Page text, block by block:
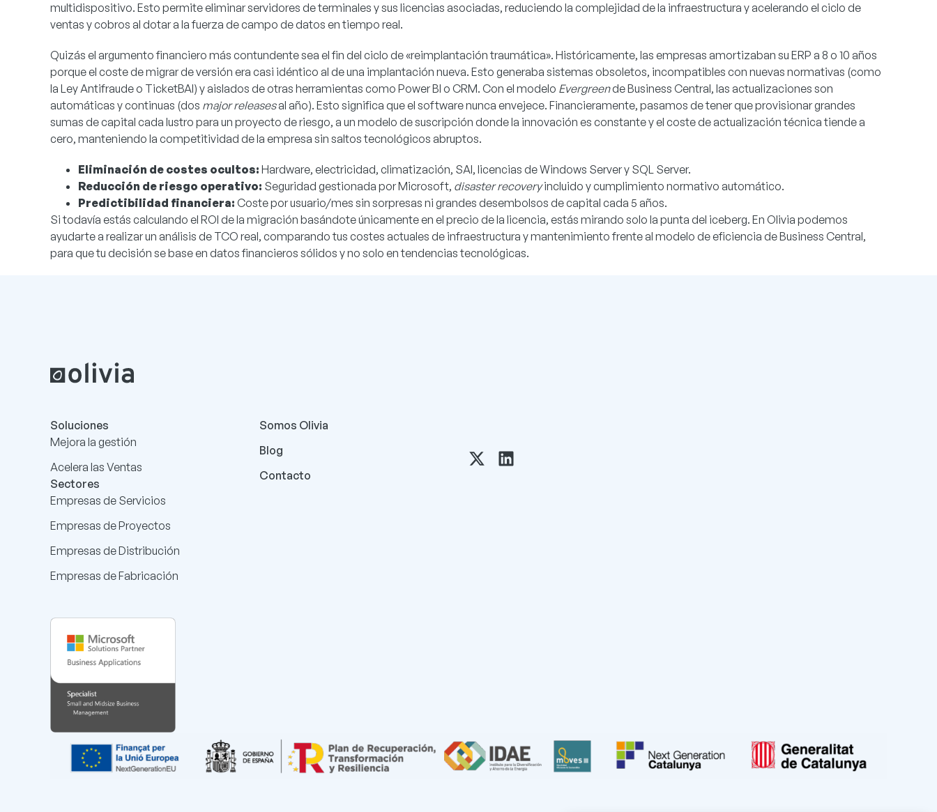
multidispositivo. Esto permite eliminar servidores de terminales y sus licencias asociadas, reduciendo la complejidad de la infraestructura y acelerando el ciclo de
ventas y cobros al dotar a la fuerza de campo de datos en tiempo real.
Quizás el argumento financiero más contundente sea el fin del ciclo de «reimplantación traumática». Históricamente, las empresas amortizaban su ERP a 8 o 10 años
porque el coste de migrar de versión era casi idéntico al de una implantación nueva. Esto generaba sistemas obsoletos, incompatibles con nuevas normativas (como
la Ley Antifraude o TicketBAI) y aislados de otras herramientas como Power BI o CRM. Con el modelo Evergreende Business Central, las actualizaciones son
automáticas y continuas (dos major releasesal año). Esto significa que el software nunca envejece. Financieramente, pasamos de tener que provisionar grandes
sumas de capital cada lustro para un proyecto de riesgo, a un modelo de suscripción donde la innovación es constante y el coste de actualización técnica tiende a
cero, manteniendo la competitividad de la empresa sin saltos tecnológicos abruptos.
Eliminación de costes ocultos: Hardware, electricidad, climatización, SAI, licencias de Windows Server y SQL Server.
Reducción de riesgo operativo: Seguridad gestionada por Microsoft, disaster recoveryincluido y cumplimiento normativo automático.
Predictibilidad financiera: Coste por usuario/mes sin sorpresas ni grandes desembolsos de capital cada 5 años.
Si todavía estás calculando el ROI de la migración basándote únicamente en el precio de la licencia, estás mirando solo la punta del iceberg. En Olivia podemos
ayudarte a realizar un análisis de TCO real, comparando tus costes actuales de infraestructura y mantenimiento frente al modelo de eficiencia de Business Central,
para que tu decisión se base en datos financieros sólidos y no solo en tendencias tecnológicas.
Soluciones
Mejora la gestión
Acelera las Ventas
Sectores
Empresas de Servicios
Empresas de Proyectos
Empresas de Distribución
Empresas de Fabricación
Somos Olivia
Blog
Contacto